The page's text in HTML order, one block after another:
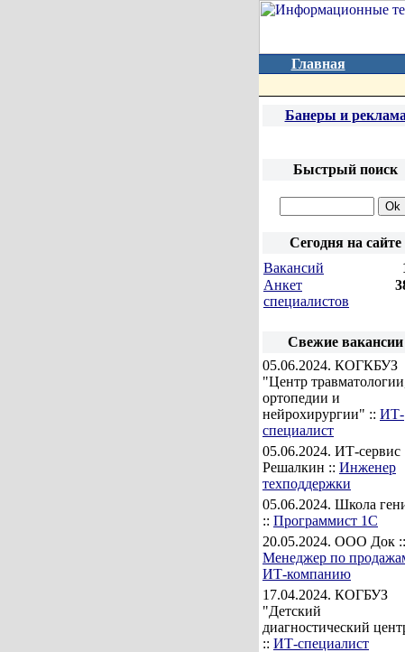
Главная
Банеры и реклама
Быстрый поиск
Сегодня на сайте
Вакансий
Анкет
специалистов
Свежие вакансии
05.06.2024. КОГКБУЗ
"Центр
ортопедии и
нейрохирургии" :: ИТ-
специалист
05.06.2024. ИТ-сервис
Решалкин :: Инженер
техподдержки
05.06.2024. Школа
:: Программист 1С
20.05.2024. ООО Док ::
Менеджер по
ИТ-компанию
17.04.2024. КОГБУЗ
"Детский
диагностический
:: ИТ-специалист